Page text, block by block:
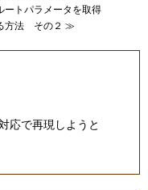
ートパラメータを取得
方法 その２ ≫
応で再現しようと